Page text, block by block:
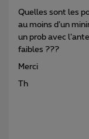
Quelles sont les
au moins d’un
un prob avec
faibles ???
Merci
Th